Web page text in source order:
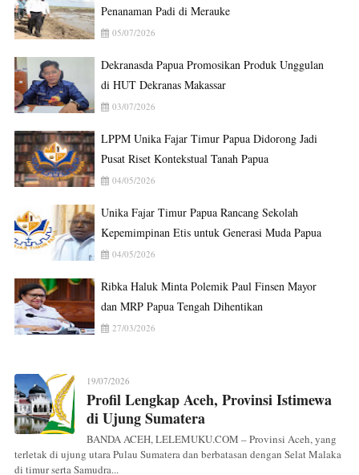
Penanaman Padi di Merauke
05/07/2026
Dekranasda Papua Promosikan Produk Unggulan
di HUT Dekranas Makassar
03/07/2026
LPPM Unika Fajar Timur Papua Didorong Jadi
Pusat Riset Kontekstual Tanah Papua
04/05/2026
Unika Fajar Timur Papua Rancang Sekolah
Kepemimpinan Etis untuk Generasi Muda Papua
04/05/2026
Ribka Haluk Minta Polemik Paul Finsen Mayor
dan MRP Papua Tengah Dihentikan
27/03/2026
19/07/2026
Profil Lengkap Aceh, Provinsi Istimewa
di Ujung Sumatera
BANDA ACEH, LELEMUKU.COM – Provinsi Aceh, yang
terletak di ujung utara Pulau Sumatera dan berbatasan dengan Selat Malaka
di timur serta Samudra...